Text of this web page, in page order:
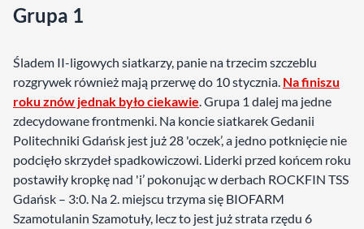
Grupa 1
Śladem II-ligowych siatkarzy, panie na trzecim szczeblu
rozgrywek również mają przerwę do 10 stycznia. Na finiszu
roku znów jednak było ciekawie. Grupa 1 dalej ma jedne
zdecydowane frontmenki. Na koncie siatkarek Gedanii
Politechniki Gdańsk jest już 28 'oczek’, a jedno potknięcie nie
podcięło skrzydeł spadkowiczowi. Liderki przed końcem roku
postawiły kropkę nad 'i’ pokonując w derbach ROCKFIN TSS
Gdańsk – 3:0. Na 2. miejscu trzyma się BIOFARM
Szamotulanin Szamotuły, lecz to jest już strata rzędu 6